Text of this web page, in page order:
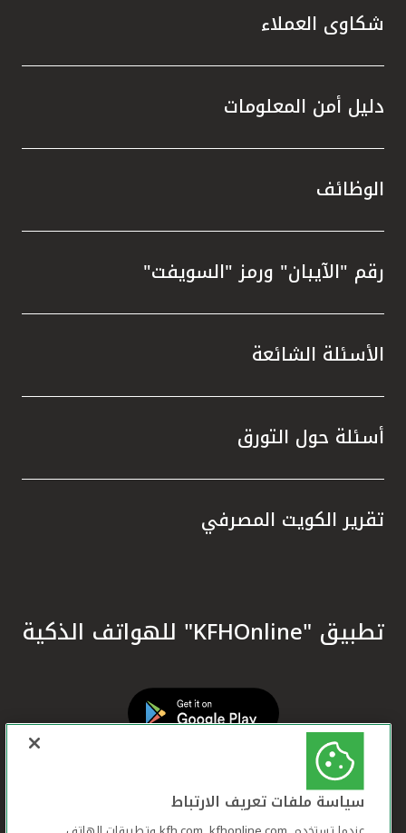
شكاوى العملاء
دليل أمن المعلومات
الوظائف
رقم "الآيبان" ورمز "السويفت"
الأسئلة الشائعة
أسئلة حول التورق
تقرير الكويت المصرفي
تطبيق "KFHOnline" للهواتف الذكية
سياسة ملفات تعريف الارتباط